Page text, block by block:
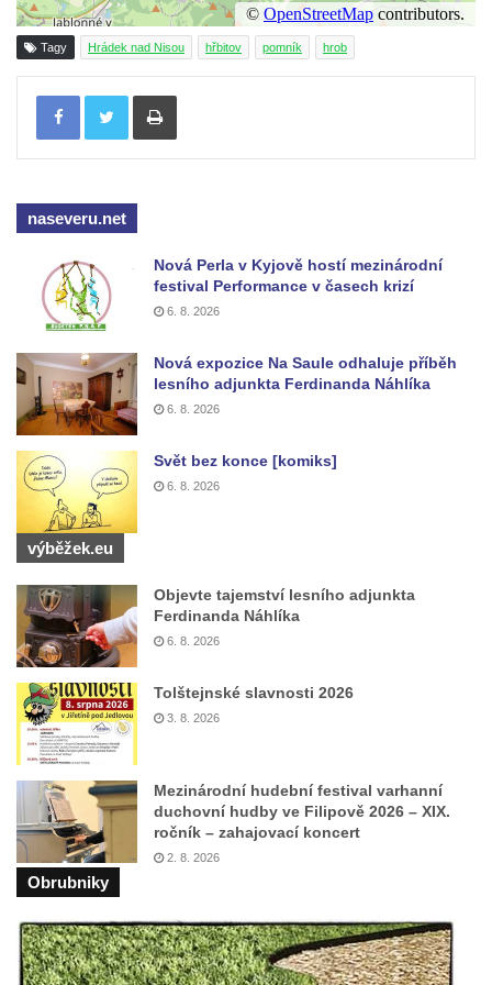
Dolním Podluží
Podluží
Pomník obětem 1. světové války na
židovském hřbitově v Mostě
Račicích
čp. 43 v Lužci nad Vltavou
Pomník obětem 2. světové války v ulici 1.
Pomník obětem válek v ulici 1. máje v Lužci
nad Vltavou
Vojkovic
Pomník obětem válek před hřbitovem v
Hostíně u Vojkovic
Kenotaf Václava Floriána na hřbitově v
Lužci nad Vltavou
Kenotaf Miloslava Švice na hřbitově v Lužci
nad Vltavou
Hrob Václava Kufnera na hřbitově v Lužci
nad Vltavou
Pomník vojákům Rudé armády na hřbitově
v Lužci nad Vltavou
Pomník Ladislava Sedláčka a Karla Pelce u
silnice severně od Lužce nad Vltavou
Kenotaf Alfeda Harnische na hřbitově v
Pomník obětem válek v Hrobčicích
Pomník obětem válek v Mirošovicích
Tagy Hrádek nad Nisou hřbitov pomník hrob
Tisknout
naseveru.net
Nová Perla v Kyjově hostí mezinárodní
festival Performance v časech krizí
6. 8. 2026
Nová expozice Na Saule odhaluje příběh
lesního adjunkta Ferdinanda Náhlíka
6. 8. 2026
Svět bez konce [komiks]
6. 8. 2026
výběžek.eu
Objevte tajemství lesního adjunkta
Ferdinanda Náhlíka
6. 8. 2026
Tolštejnské slavnosti 2026
3. 8. 2026
Mezinárodní hudební festival varhanní
duchovní hudby ve Filipově 2026 – XIX.
ročník – zahajovací koncert
2. 8. 2026
Obrubniky